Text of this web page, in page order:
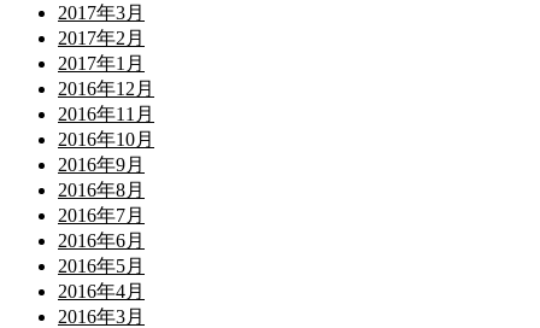
2017年3月
2017年2月
2017年1月
2016年12月
2016年11月
2016年10月
2016年9月
2016年8月
2016年7月
2016年6月
2016年5月
2016年4月
2016年3月